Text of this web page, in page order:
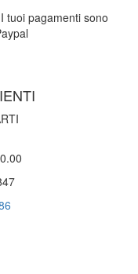
tuoi pagamenti sono